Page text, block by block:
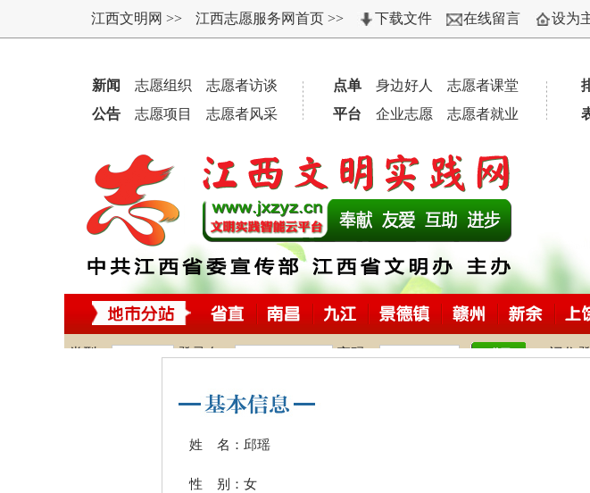
姓 名：邱瑶
性 别：女